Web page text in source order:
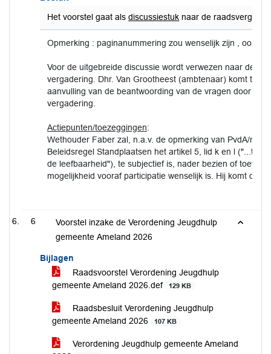
Het voorstel gaat als discussiestuk naar de
Opmerking : paginanummering zou wenselijk zijn , ook in
Voor de uitgebreide discussie wordt verwezen naar de
vergadering. Dhr. Van Grootheest (ambtenaar) komt ter
aanvulling van de beantwoording van de vragen door de
vergadering.
Actiepunten/toezeggingen:
Wethouder Faber zal, n.a.v. de opmerking van PvdA/mw.
Beleidsregel Standplaatsen het artikel 5, lid k en l ("...té
de leefbaarheid"), te subjectief is, nader bezien of
mogelijkheid vooraf participatie wenselijk is. Hij komt daar
6
Voorstel inzake de Verordening Jeugdhulp
gemeente Ameland 2026
Bijlagen
Raadsvoorstel Verordening Jeugdhulp
gemeente Ameland 2026.def
129 KB
Raadsbesluit Verordening Jeugdhulp
gemeente Ameland 2026
107 KB
Verordening Jeugdhulp gemeente Ameland